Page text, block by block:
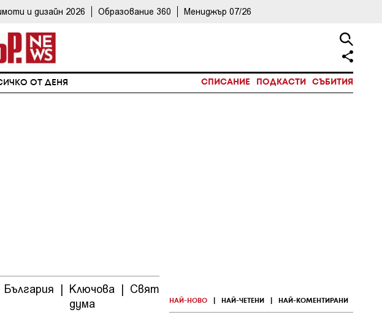
и дизайн 2026 Образование 360 Мениджър 07/26
ОТ ДЕНЯ СПИСАНИЕ ПОДКАСТИ СЪБИТИЯ
България | Ключова
дума
| Свят
събития
НАЙ-НОВО НАЙ-ЧЕТЕНИ НАЙ-КОМЕНТИРАНИ